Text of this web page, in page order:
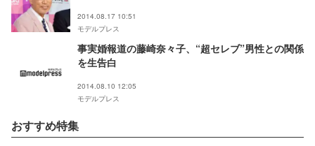
2014.08.17 10:51
モデルプレス
事実婚報道の藤崎奈々子、“超セレブ”男性との関係
を生告白
2014.08.10 12:05
モデルプレス
おすすめ特集